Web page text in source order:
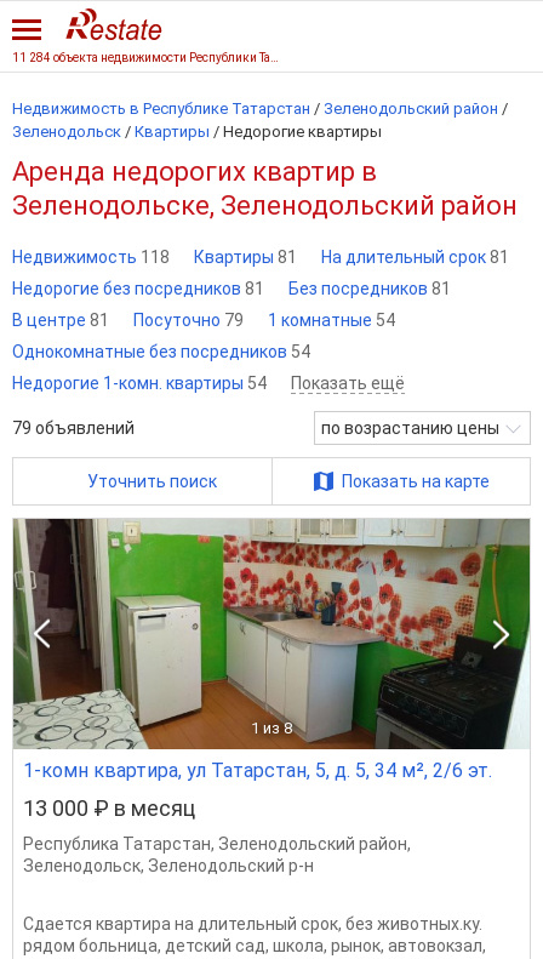
Недвижимость в Республике Татарстан / Зеленодольский район /
Зеленодольск / Квартиры / Недорогие квартиры
Аренда недорогих квартир в
Зеленодольске, Зеленодольский район
Недвижимость 118 Квартиры 81 На длительный срок81
Недорогие без посредников 81 Без посредников 81
В центре 81 Посуточно 79 1 комнатные 54
Однокомнатные без посредников 54
Недорогие 1-комн. квартиры 54 Показать ещё
79 объявлений по возрастанию цены
Уточнить поиск Показать на карте
1 из 8
1-комн квартира, ул Татарстан, 5, д. 5, 34 м², 2/6 эт.
13 000 ₽ в месяц
Республика Татарстан, Зеленодольский район,
Зеленодольск, Зеленодольский р-н
Сдается квартира на длительный срок, без животных.ку.
рядом больница, детский сад, школа, рынок, автовокзал,